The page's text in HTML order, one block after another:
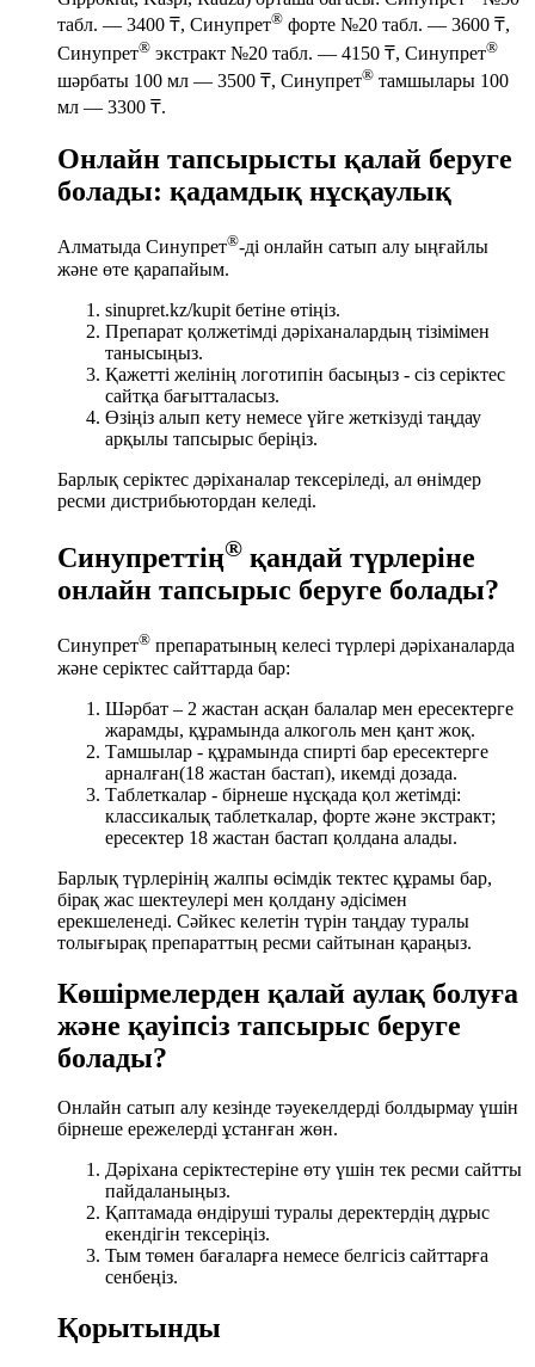
табл. — 3400 ₸, Синупрет® форте №20 табл. — 3600 ₸,
Синупрет® экстракт №20 табл. — 4150 ₸, Синупрет®
шәрбаты 100 мл — 3500 ₸, Синупрет® тамшылары 100
мл — 3300 ₸.
Онлайн тапсырысты қалай беруге
болады: қадамдық нұсқаулық
Алматыда Синупрет®-ді онлайн сатып алу ыңғайлы
және өте қарапайым.
sinupret.kz/kupit бетіне өтіңіз.
Препарат қолжетімді дәріханалардың тізімімен
танысыңыз.
Қажетті желінің логотипін басыңыз - сіз серіктес
сайтқа бағытталасыз.
Өзіңіз алып кету немесе үйге жеткізуді таңдау
арқылы тапсырыс беріңіз.
Барлық серіктес дәріханалар тексеріледі, ал өнімдер
ресми дистрибьютордан келеді.
Синупреттің® қандай түрлеріне
онлайн тапсырыс беруге болады?
Синупрет® препаратының келесі түрлері дәріханаларда
және серіктес сайттарда бар:
Шәрбат – 2 жастан асқан балалар мен ересектерге
жарамды, құрамында алкоголь мен қант жоқ.
Тамшылар - құрамында спирті бар ересектерге
арналған(18 жастан бастап), икемді дозада.
Таблеткалар - бірнеше нұсқада қол жетімді:
классикалық таблеткалар, форте және экстракт;
ересектер 18 жастан бастап қолдана алады.
Барлық түрлерінің жалпы өсімдік тектес құрамы бар,
бірақ жас шектеулері мен қолдану әдісімен
ерекшеленеді. Сәйкес келетін түрін таңдау туралы
толығырақ препараттың ресми сайтынан қараңыз.
Көшірмелерден қалай аулақ болуға
және қауіпсіз тапсырыс беруге
болады?
Онлайн сатып алу кезінде тәуекелдерді болдырмау үшін
бірнеше ережелерді ұстанған жөн.
Дәріхана серіктестеріне өту үшін тек ресми сайтты
пайдаланыңыз.
Қаптамада өндіруші туралы деректердің дұрыс
екендігін тексеріңіз.
Тым төмен бағаларға немесе белгісіз сайттарға
сенбеңіз.
Қорытынды